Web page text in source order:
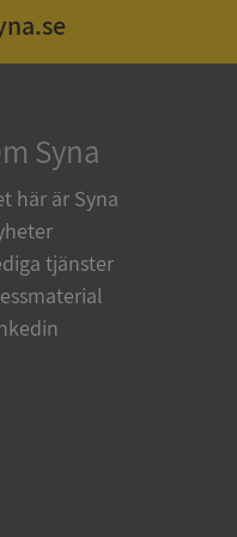
Syna
här är Syna
tjänster
kan inte
cookies.
Leverantör
Domän
Microsoft
Corporation